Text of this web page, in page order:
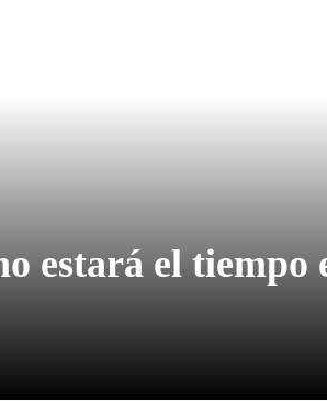
estará el tiempo